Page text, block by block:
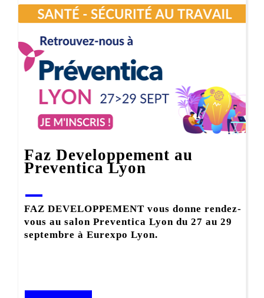
Faz Developpement au
Preventica Lyon
FAZ DEVELOPPEMENT vous donne rendez-
vous au salon Preventica Lyon du 27 au 29
septembre à Eurexpo Lyon.